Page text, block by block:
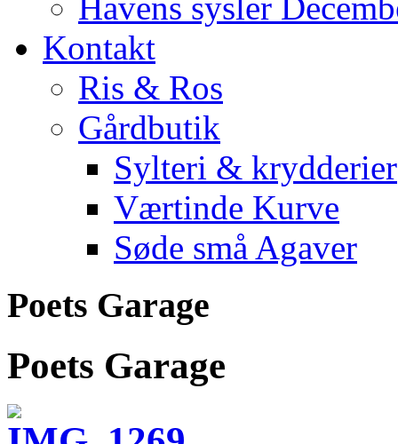
Kontakt
Ris & Ros
Gårdbutik
Sylteri & krydderier
Værtinde Kurve
Søde små Agaver
Poets Garage
Poets Garage